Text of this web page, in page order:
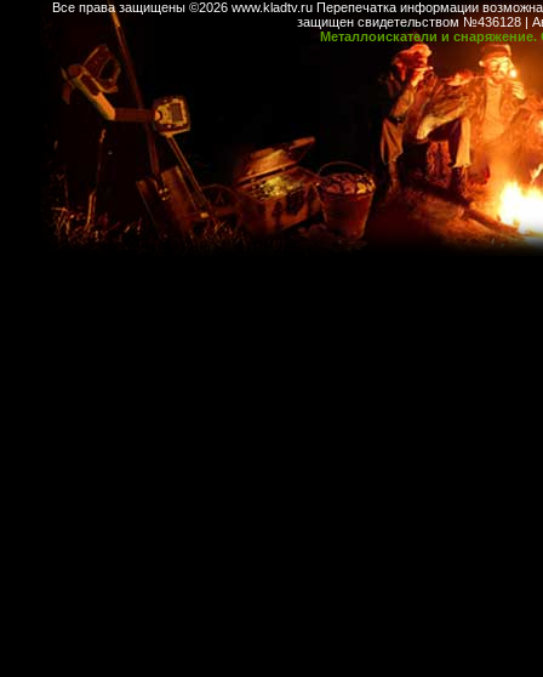
Все права защищены ©2026 www.kladtv.ru Перепечатка информации возможна
защищен свидетельством №436128 |
Металлоискатели и